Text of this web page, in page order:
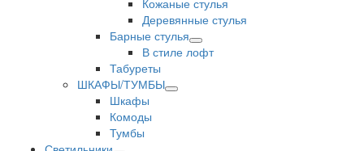
Кожаные стулья
Деревянные стулья
Барные стулья
В стиле лофт
Табуреты
ШКАФЫ/ТУМБЫ
Шкафы
Комоды
Тумбы